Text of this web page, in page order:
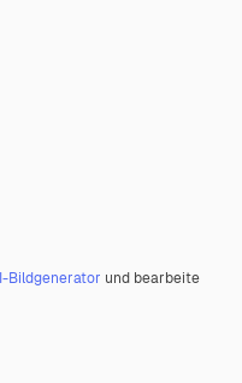
Bildgenerator und bearbeite